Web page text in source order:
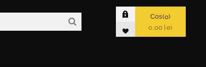
Cos 0
0,00 lei